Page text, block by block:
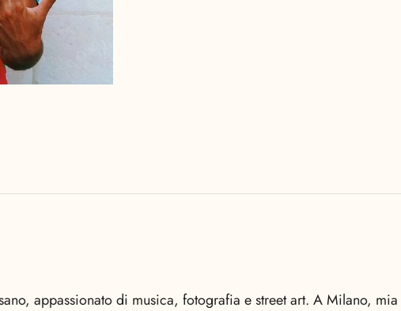
appassionato di musica, fotografia e street art. A Milano, mia